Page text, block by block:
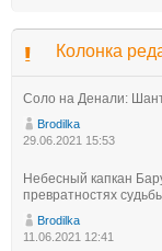
Колонка
Соло на Денали:
Brodilka
29.06.2021 15:53
Небесный капкан
превратностях
Brodilka
11.06.2021 12:41